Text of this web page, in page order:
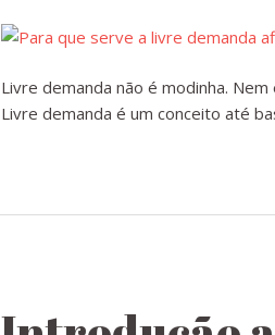
Livre demanda não é modinha.
Livre demanda é um conceito até